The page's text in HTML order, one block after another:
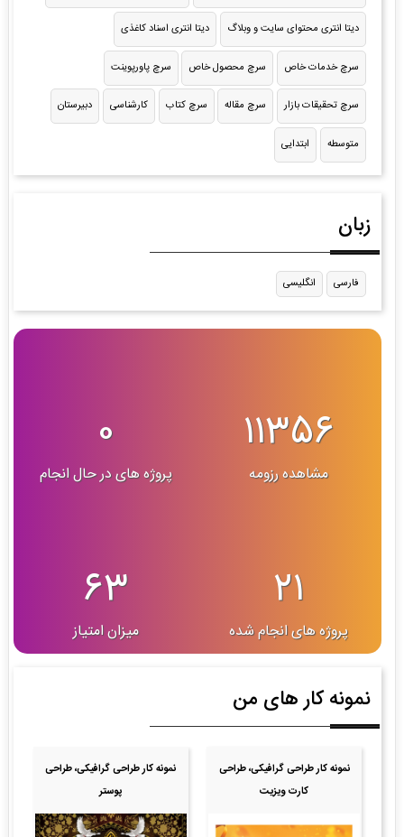
دیتا انتری محتوای سایت و وبلاگ دیتا انتری اسناد کاغذی
سرچ خدمات خاص سرچ محصول خاص سرچ پاورپوینت
سرچ تحقیقات بازار سرچ مقاله سرچ کتاب کارشناسی دبیرستان
متوسطه ابتدایی
زبان
فارسی انگلیسی
11356
مشاهده رزومه
0
پروژه های در حال انجام
21
پروژه های انجام شده
63
میزان امتیاز
نمونه کار های من
نمونه کار طراحی گرافیکی، طراحی
کارت ویزیت
نمونه کار طراحی گرافیکی، طراحی
پوستر